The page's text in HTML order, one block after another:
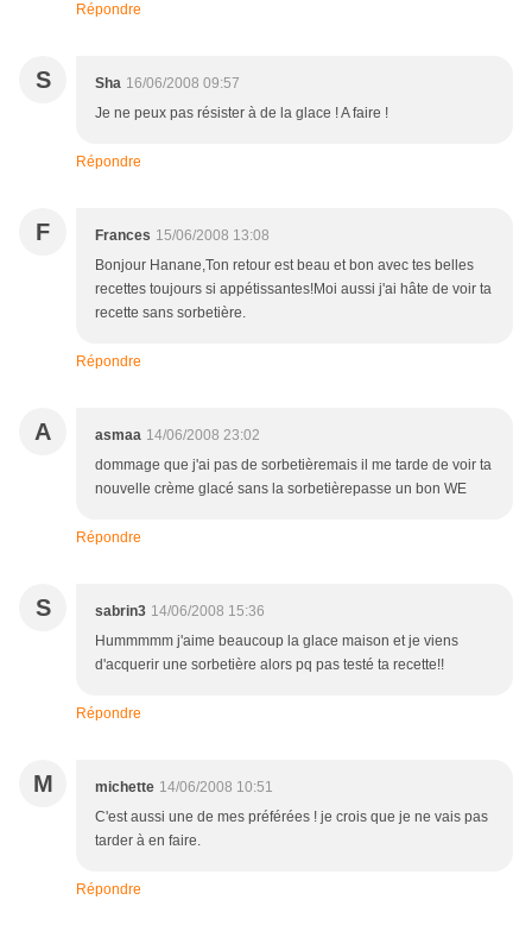
Répondre
S Sha 16/06/2008 09:57
Je ne peux pas résister à de la glace ! A faire !
Répondre
F Frances 15/06/2008 13:08
Bonjour Hanane,Ton retour est beau et bon avec tes belles
recettes toujours si appétissantes!Moi aussi j'ai hâte de voir ta
recette sans sorbetière.
Répondre
A asmaa 14/06/2008 23:02
dommage que j'ai pas de sorbetièremais il me tarde de voir ta
nouvelle crème glacé sans la sorbetièrepasse un bon WE
Répondre
S sabrin3 14/06/2008 15:36
Hummmmm j'aime beaucoup la glace maison et je viens
d'acquerir une sorbetière alors pq pas testé ta recette!!
Répondre
M michette 14/06/2008 10:51
C'est aussi une de mes préférées ! je crois que je ne vais pas
tarder à en faire.
Répondre